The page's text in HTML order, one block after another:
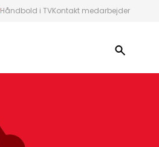
Håndbold i TVKontakt medarbejder